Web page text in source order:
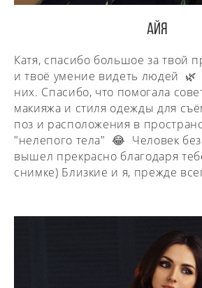
АЙЯ
Катя, спасибо большое за твой
и твоё умение видеть людей
них. Спасибо, что помогала
макияжа и стиля одежды для
поз и расположения в
"нелепого тела" 😂 Человек без
вышел прекрасно благодаря
снимке) Близкие и я, прежде